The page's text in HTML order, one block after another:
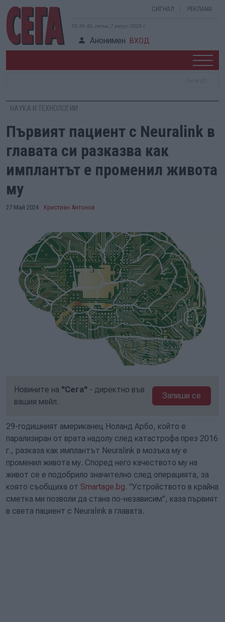
СИГНАЛ РЕКЛАМА
10:35:44, петък, 7 август 2026 г.
Анонимен ВХОД
НАУКА И ТЕХНОЛОГИИ
Първият пациент с Neuralink в
главата си разказва как
имплантът е променил живота
му
27 Май 2024 Кристиан Антонов
Новините на "Сега" - директно във
вашия мейл.
Запиши се
29-годишният американец Ноланд Арбо, който е
парализиран от врата надолу след катастрофа през 2016
г., разказа как имплантът Neuralink в мозъка му е
променил живота му. Според него качеството му на
живот се е подобрило значително след операцията, за
която съобщиха от Smartage.bg. "Устройството в крайна
сметка ми позволи да стана по-независим", каза първият
в света пациент с Neuralink в главата.